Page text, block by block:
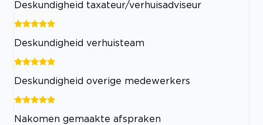
Deskundigheid taxateur/verhuisadviseur
Deskundigheid verhuisteam
Deskundigheid overige medewerkers
Nakomen gemaakte afspraken